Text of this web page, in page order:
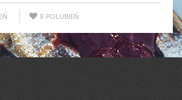
8 POLUBIEŃ